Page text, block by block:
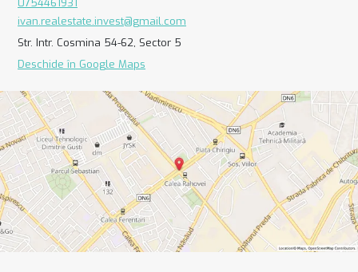
ivan.realestate.invest@gmail.com
Str. Intr. Cosmina 54-62, Sector 5
Deschide în Google Maps